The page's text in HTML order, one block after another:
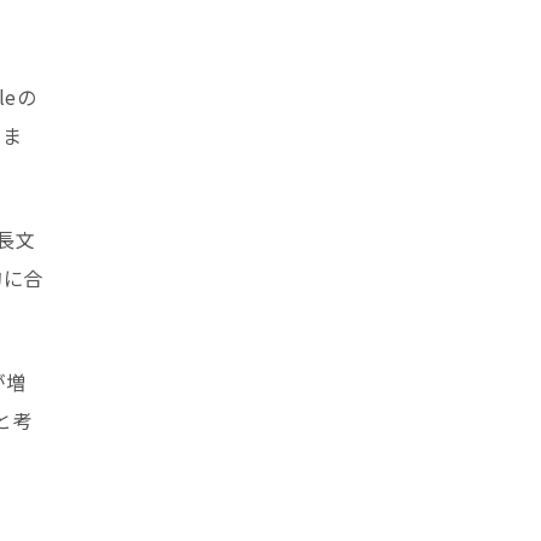
の
文
合
考